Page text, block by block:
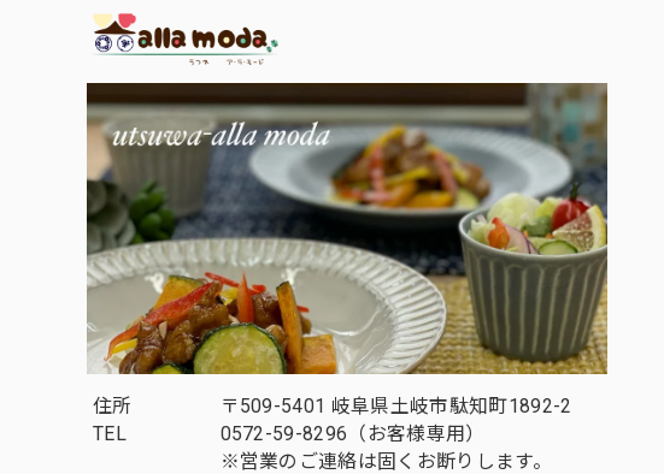
住所
〒509-5401 岐阜県土岐市駄知町1892-2
TEL
0572-59-8296（お客様専用）
※営業のご連絡は固くお断りします。